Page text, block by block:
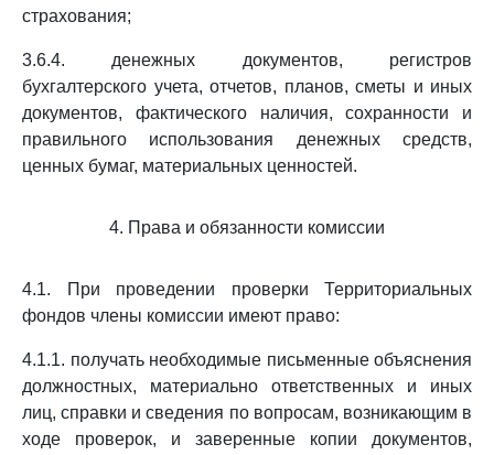
страхования;
3.6.4. денежных документов, регистров
бухгалтерского учета, отчетов, планов, сметы и иных
документов, фактического наличия, сохранности и
правильного использования денежных средств,
ценных бумаг, материальных ценностей.
4. Права и обязанности комиссии
4.1. При проведении проверки Территориальных
фондов члены комиссии имеют право:
4.1.1. получать необходимые письменные объяснения
должностных, материально ответственных и иных
лиц, справки и сведения по вопросам, возникающим в
ходе проверок, и заверенные копии документов,